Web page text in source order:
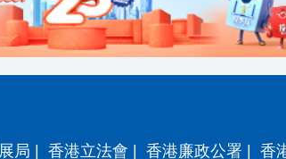
局 香港立法會 香港廉政公署 香